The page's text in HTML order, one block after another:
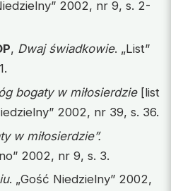
2002, nr 9, s. 2-
, Dwaj świadkowie. „List”
bogaty w miłosierdzie[list
2002, nr 39, s. 36.
w miłosierdzie”.
2002, nr 9, s. 3.
. „Gość Niedzielny” 2002,